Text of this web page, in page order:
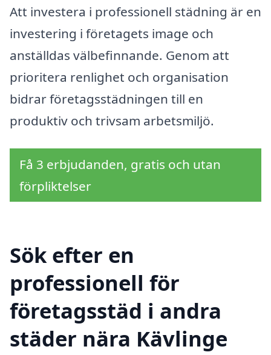
Att investera i professionell städning är en
investering i företagets image och
anställdas välbefinnande. Genom att
prioritera renlighet och organisation
bidrar företagsstädningen till en
produktiv och trivsam arbetsmiljö.
Få 3 erbjudanden, gratis och utan
förpliktelser
Sök efter en
professionell för
företagsstäd i andra
städer nära Kävlinge